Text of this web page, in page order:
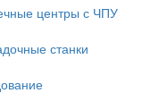
центры с ЧПУ
станки